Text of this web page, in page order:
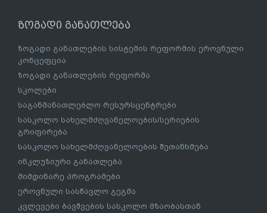
ზოგადი განათლება
ზოგადი განათლების სისტემის რეფორმის ეროვნული
კონცეფცია
ზოგადი განათლების რეფორმა
სკოლები
საგანმანათლებლო რესურსცენტრები
სასკოლო სახელმძღვანელოების/სერიების
გრიფირება
სასკოლო სახელმძღვანელოების შეთანხმება
ინკლუზიური განათლება
მიმდინარე პროგრამები
ეროვნული სასწავლო გეგმა
კვლევები ბავშვების სასკოლო მზაობასთან